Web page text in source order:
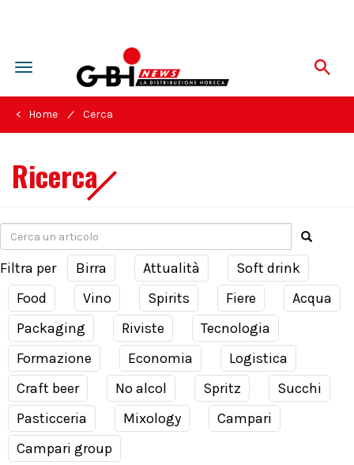
Toggle
navigation
< Home / Cerca
Ricerca
Filtra per Birra Attualità
Soft drink
Food
Vino Spirits Fiere
Acqua
Packaging
Riviste
Tecnologia
Formazione
Economia
Logistica
Craft beer
No alcol Spritz
Succhi
Pasticceria
Mixology
Campari
Campari group